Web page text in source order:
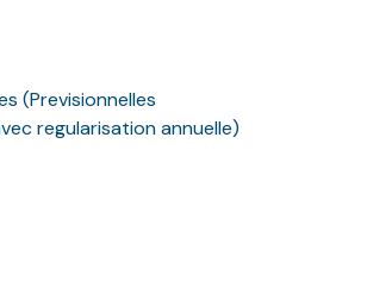
(Previsionnelles
regularisation annuelle)